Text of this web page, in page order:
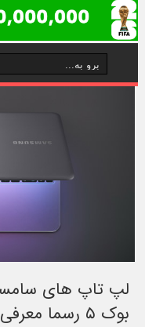
بوک ۵ رسما معرفی شدند